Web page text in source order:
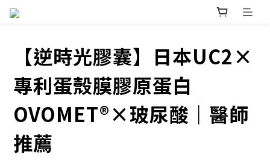
【逆時光膠囊】日本UC2×
專利蛋殼膜膠原蛋白
OVOMET®×玻尿酸｜醫師
推薦